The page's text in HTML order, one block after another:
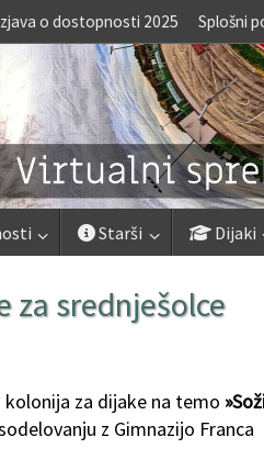
o dostopnosti 2025 Splošni
Starši Dijaki
za srednješolce
kolonija za dijake na temo
z Gimnazijo Franca